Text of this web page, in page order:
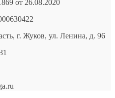
от 26.08.2020
г. Жуков, ул. Ленина, д. 96